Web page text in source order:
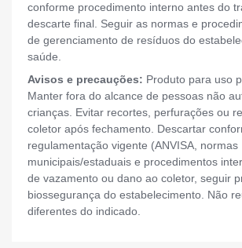
conforme procedimento interno antes do
descarte final. Seguir as normas e
de gerenciamento de resíduos do
saúde.
Avisos e precauções: Produto para uso
Manter fora do alcance de pessoas não
crianças. Evitar recortes, perfurações ou
coletor após fechamento. Descartar
regulamentação vigente (ANVISA, normas
municipais/estaduais e procedimentos
de vazamento ou dano ao coletor, seguir
biossegurança do estabelecimento. Não
diferentes do indicado.